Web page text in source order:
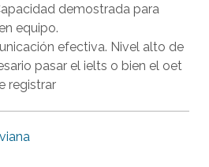
demostrada para
equipo.
efectiva. Nivel alto de
pasar el ielts o bien el oet
registrar